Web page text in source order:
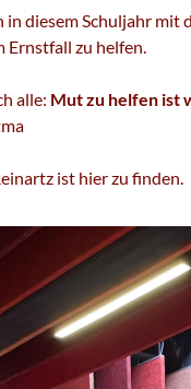
diesem Schuljahr mit
zu helfen.
alle: Mut zu helfen ist
ist hier zu finden.